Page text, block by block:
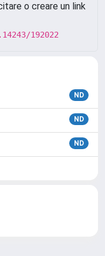
o creare un link
192022
ND
ND
ND